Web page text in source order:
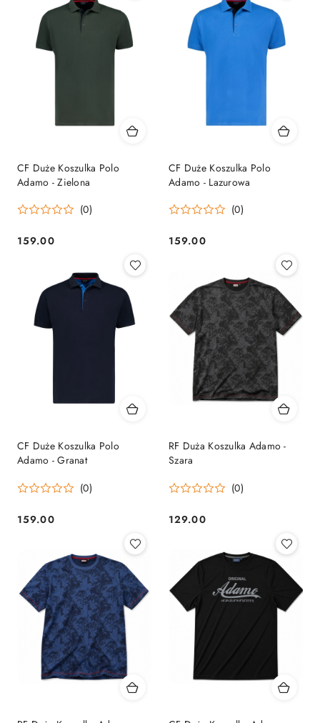
CF Duże Koszulka Polo
Adamo - Zielona
(0)
Cena:
159.00
CF Duże Koszulka Polo
Adamo - Lazurowa
(0)
Cena:
159.00
CF Duże Koszulka Polo
Adamo - Granat
(0)
Cena:
159.00
RF Duża Koszulka Adamo -
Szara
(0)
Cena:
129.00